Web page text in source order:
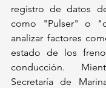
registro de datos
como "Pulser" o
analizar factores
estado de los
conducción.
Secretaría de